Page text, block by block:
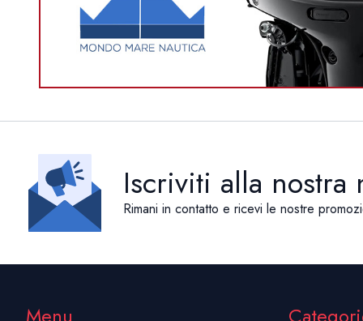
Iscriviti alla nostra
Rimani in contatto e ricevi le nostre